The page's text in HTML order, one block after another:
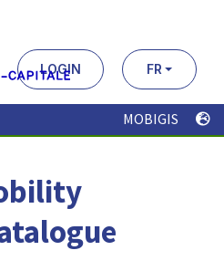
LOGIN FR
MOBIGIS